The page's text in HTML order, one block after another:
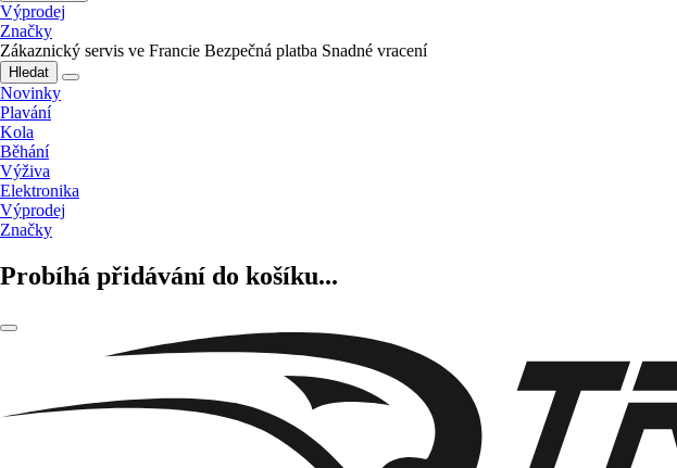
Výprodej
Značky
Zákaznický servis ve Francie Bezpečná platba Snadné vracení
Hledat
Novinky
Plavání
Kola
Běhání
Výživa
Elektronika
Výprodej
Značky
Probíhá přidávání do košíku...